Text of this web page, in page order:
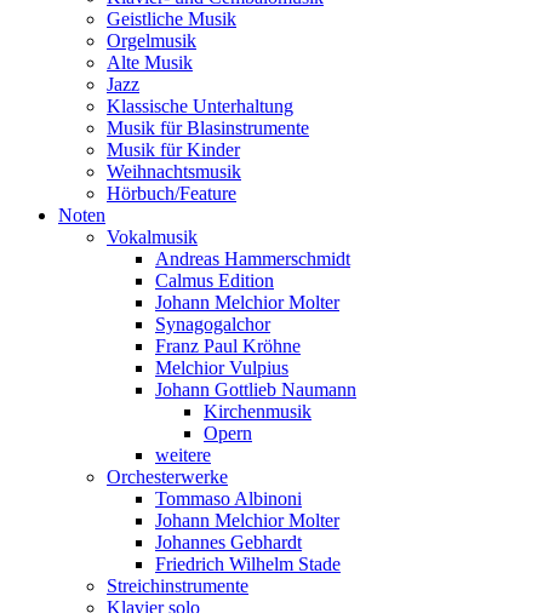
Geistliche Musik
Orgelmusik
Alte Musik
Jazz
Klassische Unterhaltung
Musik für Blasinstrumente
Musik für Kinder
Weihnachtsmusik
Hörbuch/Feature
Noten
Vokalmusik
Andreas Hammerschmidt
Calmus Edition
Johann Melchior Molter
Synagogalchor
Franz Paul Kröhne
Melchior Vulpius
Johann Gottlieb Naumann
Kirchenmusik
Opern
weitere
Orchesterwerke
Tommaso Albinoni
Johann Melchior Molter
Johannes Gebhardt
Friedrich Wilhelm Stade
Streichinstrumente
Klavier solo